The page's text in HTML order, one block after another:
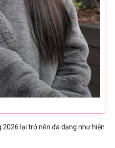
lại trở nên đa dạng như hiện